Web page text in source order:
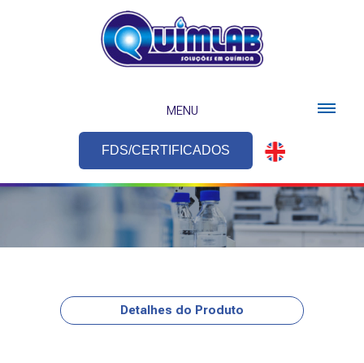
MENU
FDS/CERTIFICADOS
Detalhes do Produto